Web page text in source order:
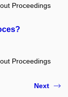
Proceedings
Proceedings
Next